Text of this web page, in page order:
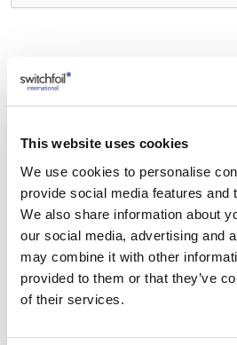
This website uses cookies
We use cookies to personalise
provide social media features and
We also share information about
our social media, advertising and
may combine it with other
provided to them or that they’ve
of their services.
Switchfolie
Privacy met 1 druk op de
Hoogste transparantie.
Van melkglas naar
Naadloos tot maximaal 180 x
Toepasbaar op elk type glas